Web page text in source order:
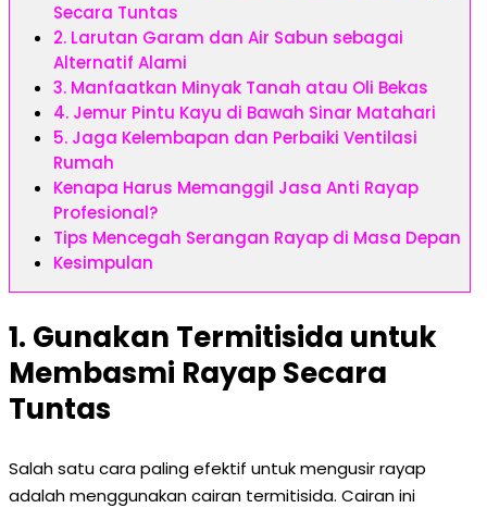
Secara Tuntas
2. Larutan Garam dan Air Sabun sebagai
Alternatif Alami
3. Manfaatkan Minyak Tanah atau Oli Bekas
4. Jemur Pintu Kayu di Bawah Sinar Matahari
5. Jaga Kelembapan dan Perbaiki Ventilasi
Rumah
Kenapa Harus Memanggil Jasa Anti Rayap
Profesional?
Tips Mencegah Serangan Rayap di Masa Depan
Kesimpulan
1. Gunakan Termitisida untuk
Membasmi Rayap Secara
Tuntas
Salah satu cara paling efektif untuk mengusir rayap
adalah menggunakan cairan termitisida. Cairan ini